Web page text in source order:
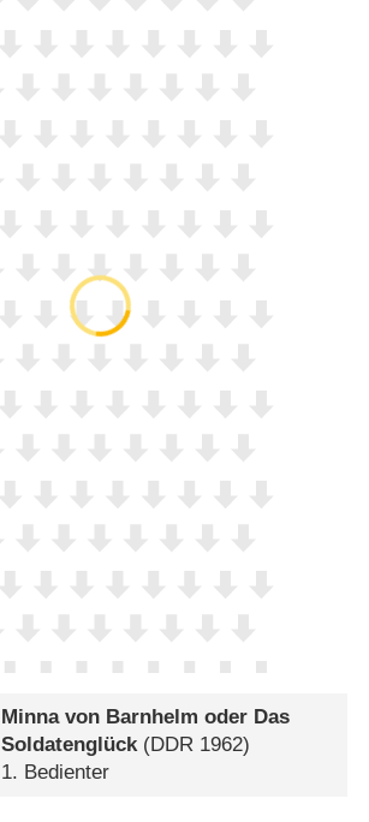
Minna von Barnhelm oder Das
Soldatenglück(DDR 1962)
1. Bedienter